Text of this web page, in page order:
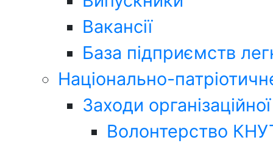
Вакансії
База підприємств
Національно-
Заходи
Волонтерство